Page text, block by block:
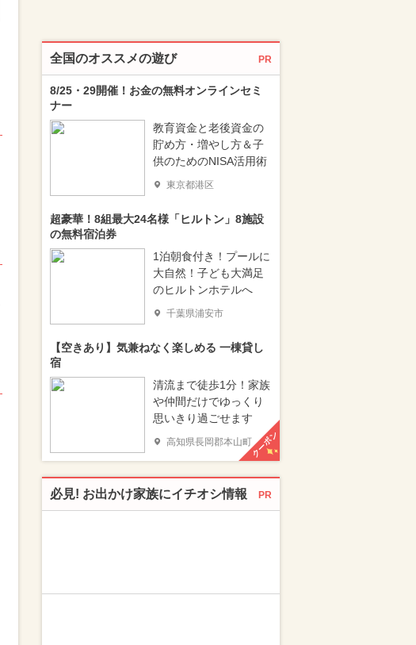
全国のオススメの遊び PR
8/25・29開催！お金の無料オンラインセミ
ナー
教育資金と老後資金の
貯め方・増やし方＆子
供のためのNISA活用術
東京都港区
超豪華！8組最大24名様「ヒルトン」8施設
の無料宿泊券
1泊朝食付き！プールに
大自然！子ども大満足
のヒルトンホテルへ
千葉県浦安市
【空きあり】気兼ねなく楽しめる 一棟貸し
宿
清流まで徒歩1分！家族
や仲間だけでゆっくり
思いきり過ごせます
高知県長岡郡本山町クーポン
必見! お出かけ家族にイチオシ情報 PR